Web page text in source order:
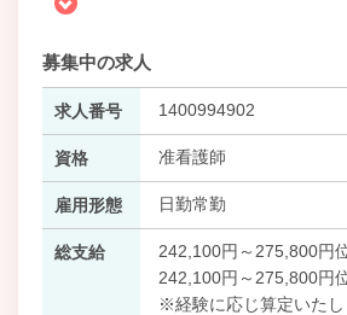
募集中の求人
求人番号 1400994902
資格 准看護師
雇用形態 日勤常勤
総支給
242,100円～275,800円
242,100円～275,800円
※経験に応じ算定いたし